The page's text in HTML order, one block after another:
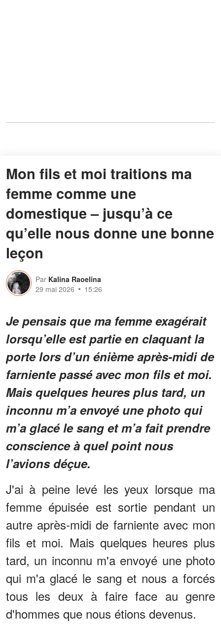
Mon fils et moi traitions ma
femme comme une
domestique – jusqu’à ce
qu’elle nous donne une bonne
leçon
Par Kalina Raoelina
29 mai 2026
15:26
Je pensais que ma femme exagérait
lorsqu’elle est partie en claquant la
porte lors d’un énième après-midi de
farniente passé avec mon fils et moi.
Mais quelques heures plus tard, un
inconnu m’a envoyé une photo qui
m’a glacé le sang et m’a fait prendre
conscience à quel point nous
l’avions déçue.
J'ai à peine levé les yeux lorsque ma
femme épuisée est sortie pendant un
autre après-midi de farniente avec mon
fils et moi. Mais quelques heures plus
tard, un inconnu m'a envoyé une photo
qui m'a glacé le sang et nous a forcés
tous les deux à faire face au genre
d'hommes que nous étions devenus.